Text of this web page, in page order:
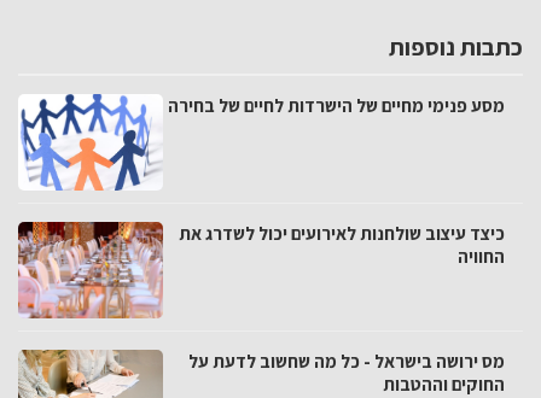
כתבות נוספות
מסע פנימי מחיים של הישרדות לחיים של בחירה
כיצד עיצוב שולחנות לאירועים יכול לשדרג את
החוויה
מס ירושה בישראל - כל מה שחשוב לדעת על
החוקים וההטבות